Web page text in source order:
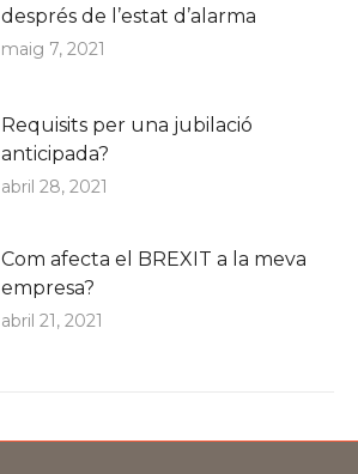
després de l’estat d’alarma
maig 7, 2021
Requisits per una jubilació
anticipada?
abril 28, 2021
Com afecta el BREXIT a la meva
empresa?
abril 21, 2021